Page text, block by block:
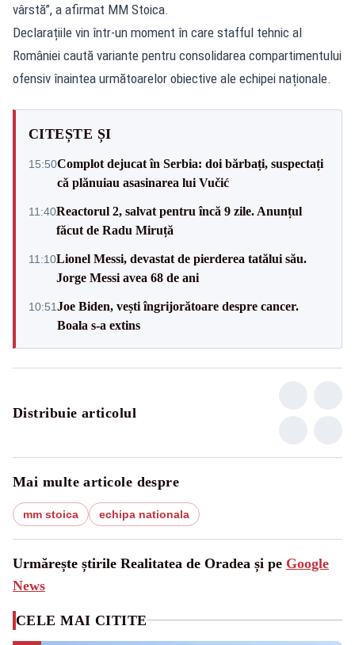
vârstă”, a afirmat MM Stoica.
Declarațiile vin într-un moment în care stafful tehnic al
României caută variante pentru consolidarea compartimentului
ofensiv înaintea următoarelor obiective ale echipei naționale.
CITEȘTE ȘI
15:50Complot dejucat în Serbia: doi bărbați, suspectați
că plănuiau asasinarea lui Vučić
11:40Reactorul 2, salvat pentru încă 9 zile. Anunțul
făcut de Radu Miruță
11:10Lionel Messi, devastat de pierderea tatălui său.
Jorge Messi avea 68 de ani
10:51Joe Biden, vești îngrijorătoare despre cancer.
Boala s-a extins
Distribuie articolul
Mai multe articole despre
mm stoica echipa nationala
Urmărește știrile Realitatea de Oradea și pe Google
News
CELE MAI CITITE